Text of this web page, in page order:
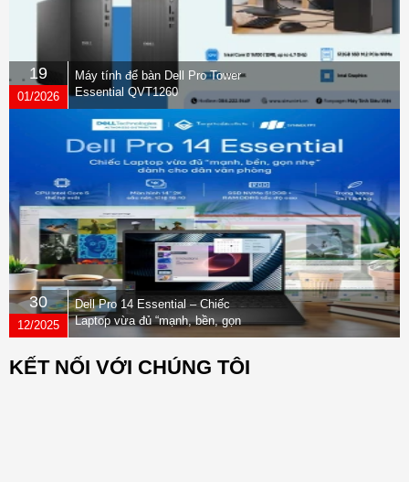
19
01/2026
Máy tính để bàn Dell Pro Tower
Essential QVT1260
30
12/2025
Dell Pro 14 Essential – Chiếc
Laptop vừa đủ “mạnh, bền, gọn
nhẹ” dành cho dân văn phòng
KẾT NỐI VỚI CHÚNG TÔI